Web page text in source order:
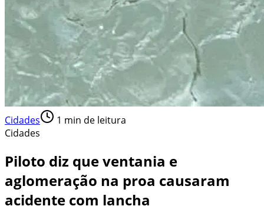
Cidades 1 min de leitura
Cidades
Piloto diz que ventania e
aglomeração na proa causaram
acidente com lancha